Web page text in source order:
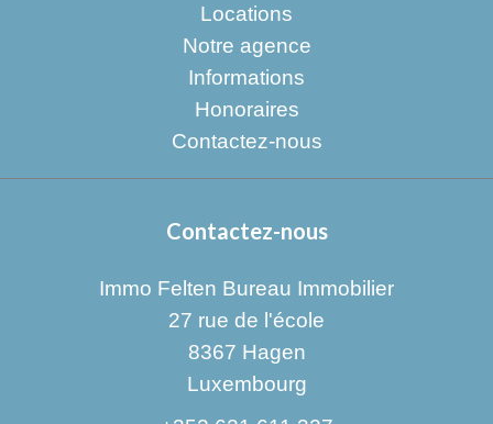
Locations
Notre agence
Informations
Honoraires
Contactez-nous
Contactez-nous
Immo Felten Bureau Immobilier
27 rue de l'école
8367 Hagen
Luxembourg